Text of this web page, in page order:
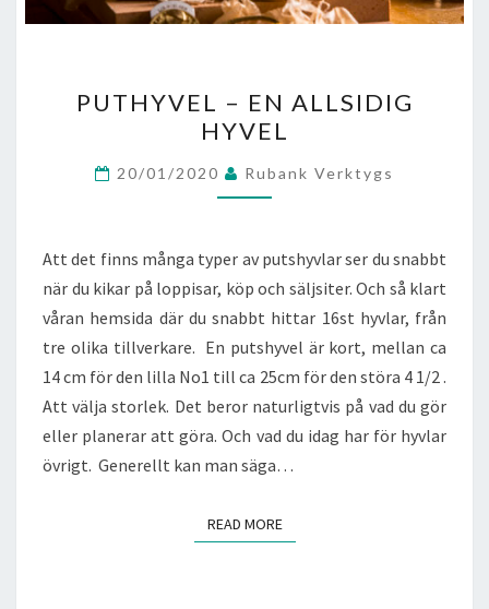
–
EN
ALLSIDIG
HYVEL
PUTHYVEL – EN ALLSIDIG
HYVEL
20/01/2020 Rubank Verktygs
Att det finns många typer av putshyvlar ser du snabbt
när du kikar på loppisar, köp och säljsiter. Och så klart
våran hemsida där du snabbt hittar 16st hyvlar, från
tre olika tillverkare. En putshyvel är kort, mellan ca
14 cm för den lilla No1 till ca 25cm för den störa 4 1/2 .
Att välja storlek. Det beror naturligtvis på vad du gör
eller planerar att göra. Och vad du idag har för hyvlar
övrigt. Generellt kan man säga…
READ MOREREAD MORE